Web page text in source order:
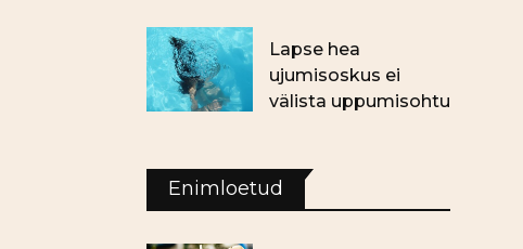
Lapse hea
ujumisoskus ei
välista uppumisohtu
Enimloetud